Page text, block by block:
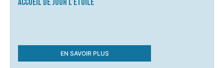
Accueil de Jour L’Etoile
EN SAVOIR PLUS